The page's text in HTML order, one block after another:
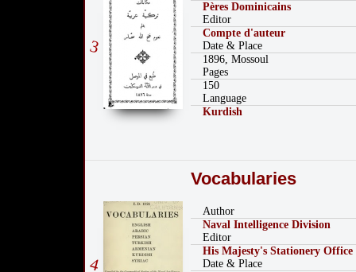
3
Pères Dominicains
Editor
Compte d'auteur
Date & Place
1896, Mossoul
Pages
150
Language
Kurdish
4
Vocabularies
Author
Naval Intelligence Division
Editor
His Majesty's Stationery Office
Date & Place